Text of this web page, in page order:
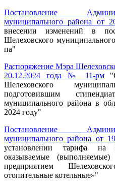
Постановление
муниципального района от
внесении изменений в
Шелеховского
па"
Распоряжение Мэра
20.12.2024 года № 11-рм"
Шелеховского
подготовившим
муниципального района в
2024 году"
Постановление
муниципального района от
установлении тарифа на
оказываемые
предприятием
отопительные котельные»"